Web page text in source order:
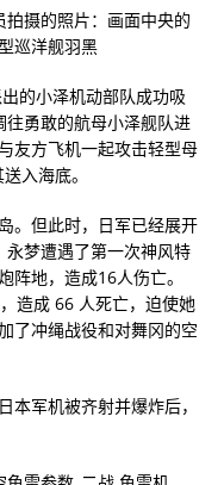
摄的照片：画面中央的
巡洋舰羽黑
的小泽机动部队成功吸
勇敢的航母小泽舰队进
友方飞机一起攻击轻型母
入海底。
。但此时，日军已经展开
梦遭遇了第一次神风特
阵地，造成16人伤亡。
造成 66 人死亡，迫使她
了冲绳战役和对舞冈的空
本军机被齐射并爆炸后，